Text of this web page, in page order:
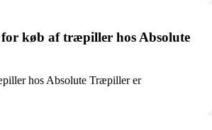
køb af træpiller hos Absolute
hos Absolute Træpiller er